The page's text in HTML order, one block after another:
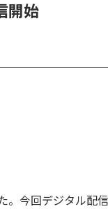
開始
。今回デジタル配信